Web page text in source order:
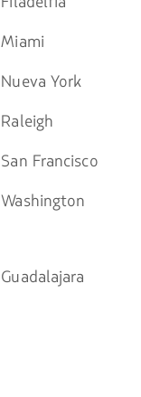
Miami
Nueva York
Raleigh
San Francisco
Washington
Guadalajara